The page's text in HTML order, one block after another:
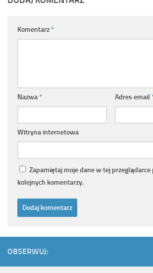
Komentarz*
Nazwa* Adres email
Witryna internetowa
Zapamiętaj moje dane w tej przeglądarce
kolejnych komentarzy.
OBSERWUJ: